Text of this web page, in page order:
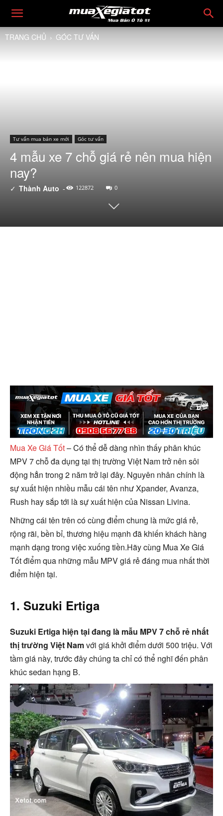
TRANG CHỦ GÓC TƯ VẤN
Tư vấn mua bán xe mới Góc tư vấn
4 mẫu xe 7 chỗ giá rẻ nên mua hiện
nay?
✓ Thành Auto - 122872 0
Mua Xe Giá Tốt– Có thể dễ dàng nhìn thấy phân khúc
MPV 7 chỗ đa dụng tại thị trường Việt Nam trở nên sôi
động hẳn trong 2 năm trở lại đây. Nguyên nhân chính là
sự xuất hiện nhiều mẫu cái tên như Xpander, Avanza,
Rush hay sắp tới là sự xuất hiện của Nissan Livina.
Những cái tên trên có cùng điểm chung là mức giá rẻ,
rộng rãi, bền bỉ, thương hiệu mạnh đã khiến khách hàng
mạnh dạng trong việc xuống tiền.Hãy cùng Mua Xe Giá
Tốt điểm qua những mẫu MPV giá rẻ đáng mua nhất thời
điểm hiện tại.
1. Suzuki Ertiga
Suzuki Ertiga hiện tại đang là mẫu MPV 7 chỗ rẻ nhất
thị trường Việt Namvới giá khởi điểm dưới 500 triệu. Với
tầm giá này, trước đây chúng ta chỉ có thể nghĩ đến phân
khúc sedan hạng B.